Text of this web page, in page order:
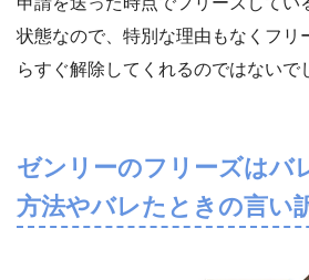
状態なので、特別な理由もなくフリ
らすぐ解除してくれるのではないで
ゼンリーのフリーズはバ
方法やバレたときの言い